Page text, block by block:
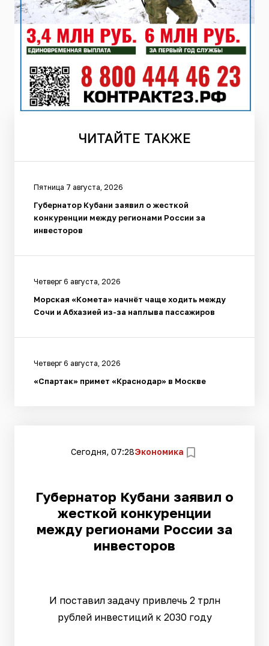
ЧИТАЙТЕ ТАКЖЕ
Пятница 7 августа, 2026
Губернатор Кубани заявил о жесткой
конкуренции между регионами России за
инвесторов
Четверг 6 августа, 2026
Морская «Комета» начнёт чаще ходить между
Сочи и Абхазией из-за наплыва пассажиров
Четверг 6 августа, 2026
«Спартак» примет «Краснодар» в Москве
Сегодня, 07:28Экономика
Губернатор Кубани заявил о
жесткой конкуренции
между регионами России за
инвесторов
И поставил задачу привлечь 2 трлн
рублей инвестиций к 2030 году